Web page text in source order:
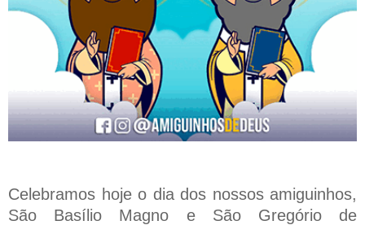
Celebramos hoje o dia dos nossos amiguinhos,
São Basílio Magno e São Gregório de